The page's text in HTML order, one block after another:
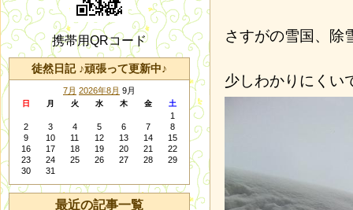
さすがの雪国、除
少しわかりにくい
携帯用QRコード
徒然日記 ♪頑張って更新中♪
7月 2026年8月 9月
日 月 火 水 木 金 土
1
2
3 4 5 6 7
8
9
10 11 12 13 14
15
16
17 18 19 20 21
22
23
24 25 26 27 28
29
30
31
最近の記事一覧